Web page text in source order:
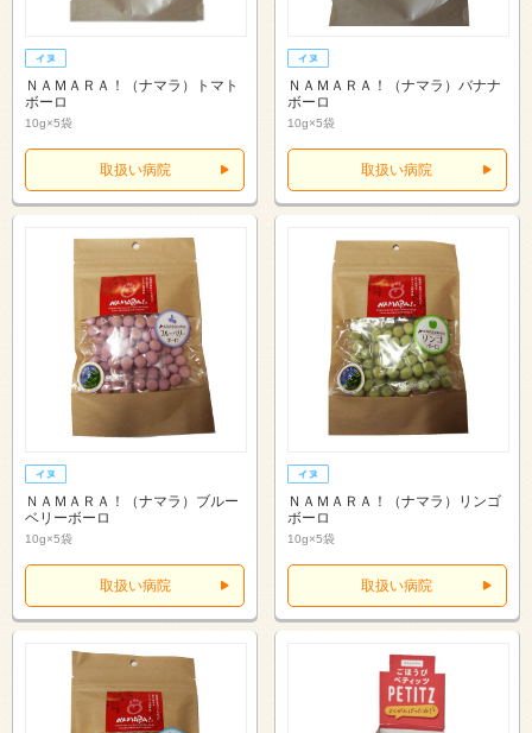
ＮＡＭＡＲＡ！（ナマラ）トマト
ボーロ
10g×5袋
取扱い病院
ＮＡＭＡＲＡ！（ナマラ）バナナ
ボーロ
10g×5袋
取扱い病院
ＮＡＭＡＲＡ！（ナマラ）ブルー
ベリーボーロ
10g×5袋
取扱い病院
ＮＡＭＡＲＡ！（ナマラ）リンゴ
ボーロ
10g×5袋
取扱い病院